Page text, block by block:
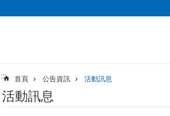
::: 首頁 公告資訊 活動訊息
活動訊息